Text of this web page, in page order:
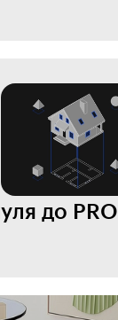
до PRO